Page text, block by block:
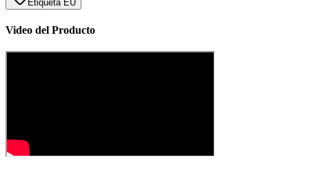
Etiqueta EU
Video del Producto